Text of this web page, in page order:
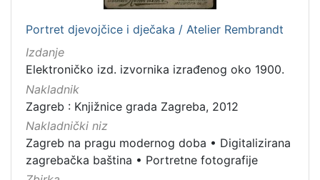
Portret djevojčice i dječaka / Atelier Rembrandt
Izdanje
Elektroničko izd. izvornika izrađenog oko 1900.
Nakladnik
Zagreb : Knjižnice grada Zagreba, 2012
Nakladnički niz
Zagreb na pragu modernog doba • Digitalizirana
zagrebačka baština • Portretne fotografije